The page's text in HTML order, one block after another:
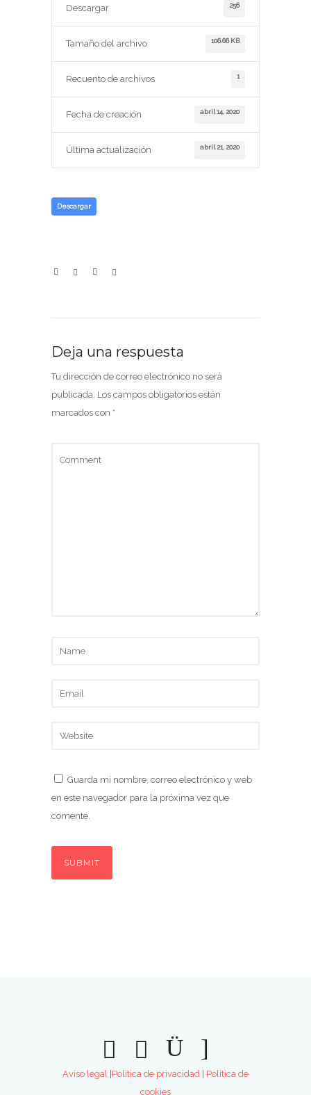
Descargar 256
Tamaño del archivo 106.66 KB
Recuento de archivos 1
Fecha de creación abril 14, 2020
Última actualización abril 21, 2020
Descargar
Deja una respuesta
Tu dirección de correo electrónico no será
publicada. Los campos obligatorios están
marcados con *
Guarda mi nombre, correo electrónico y web
en este navegador para la próxima vez que
comente.
Aviso legal |Politica de privacidad | Politica de
cookies